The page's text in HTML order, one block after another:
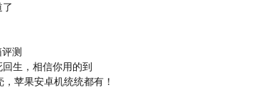
测
生，相信你用的到
苹果安卓机统统都有！